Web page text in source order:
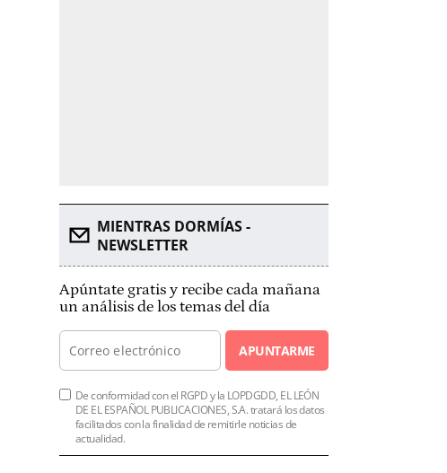
MIENTRAS DORMÍAS -
NEWSLETTER
Apúntate gratis y recibe cada mañana
un análisis de los temas del día
APUNTARME
De conformidad con el RGPD y la LOPDGDD, EL LEÓN
DE EL ESPAÑOL PUBLICACIONES, S.A. tratará los datos
facilitados con la finalidad de remitirle noticias de
actualidad.